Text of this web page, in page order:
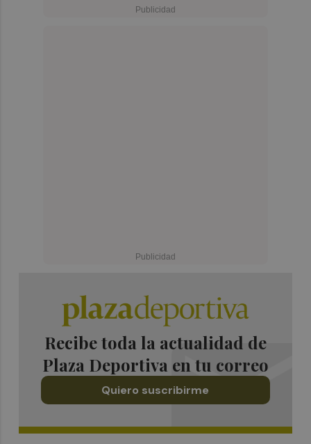
Recibe toda la actualidad de
Plaza Deportiva en tu correo
Quiero suscribirme